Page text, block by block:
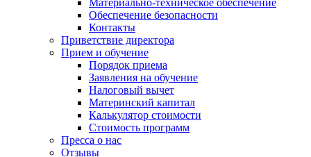
Обеспечение безопасности
Контакты
Приветствие директора
Прием и обучение
Порядок приема
Заявления на обучение
Налоговый вычет
Материнский капитал
Калькулятор стоимости
Стоимость программ
Пресса о нас
Отзывы